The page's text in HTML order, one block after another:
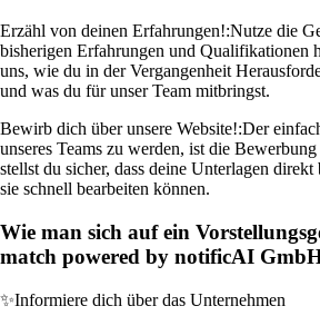
Erzähl von deinen Erfahrungen!:Nutze die
bisherigen Erfahrungen und Qualifikationen
uns, wie du in der Vergangenheit
und was du für unser Team mitbringst.
Bewirb dich über unsere Website!:Der
unseres Teams zu werden, ist die
stellst du sicher, dass deine Unterlagen
sie schnell bearbeiten können.
Wie man sich auf ein
match powered by notificAI
✨Informiere dich über das Unternehmen